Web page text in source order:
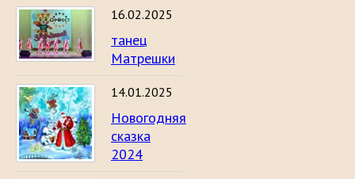
16.02.2025
танец
Матрешки
14.01.2025
Новогодняя
сказка
2024